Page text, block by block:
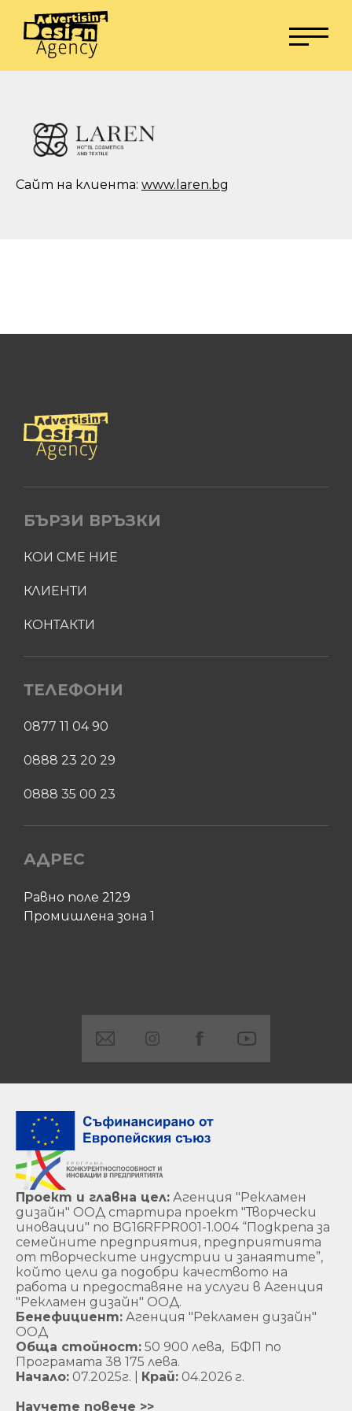
Сайт на клиента: www.laren.bg
БЪРЗИ ВРЪЗКИ
КОИ СМЕ НИЕ
КЛИЕНТИ
КОНТАКТИ
ТЕЛЕФОНИ
0877 11 04 90
0888 23 20 29
0888 35 00 23
АДРЕС
Равно поле 2129
Промишлена зона 1
Проект и главна цел: Агенция "Рекламен
дизайн" ООД стартира проект "Творчески
иновации" по BG16RFPR001-1.004 “Подкрепа за
семейните предприятия, предприятията
от творческите индустрии и занаятите”,
който цели да подобри качеството на
работа и предоставяне на услуги в Агенция
"Рекламен дизайн" ООД.
Бенефициент: Агенция "Рекламен дизайн"
ООД
Обща стойност: 50 900 лева, БФП по
Програмата 38 175 лева.
Начало: 07.2025г. | Край: 04.2026 г.
Научете повече >>